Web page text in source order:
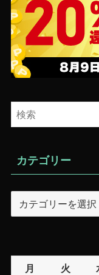
カテゴリー
テ
ー
月 火